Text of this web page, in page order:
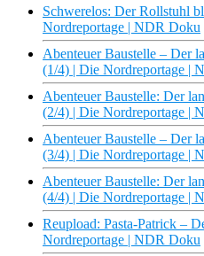
Schwerelos: Der Rollstuhl
Nordreportage | NDR Doku
Abenteuer Baustelle – Der
(1/4) | Die Nordreportage |
Abenteuer Baustelle: Der
(2/4) | Die Nordreportage |
Abenteuer Baustelle – Der
(3/4) | Die Nordreportage |
Abenteuer Baustelle: Der
(4/4) | Die Nordreportage |
Reupload: Pasta-Patrick –
Nordreportage | NDR Doku